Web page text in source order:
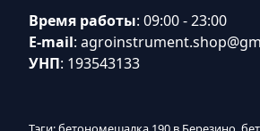
Время работы: 09:00 - 23:00
E-mail:
УНП: 193543133